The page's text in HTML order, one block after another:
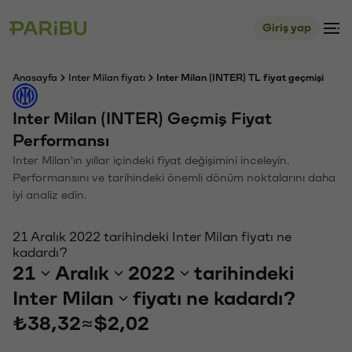
Giriş yap
Anasayfa Inter Milan fiyatı Inter Milan (INTER) TL fiyat geçmişi
Inter Milan (INTER) Geçmiş Fiyat
Performansı
Inter Milan'ın yıllar içindeki fiyat değişimini inceleyin.
Performansını ve tarihindeki önemli dönüm noktalarını daha
iyi analiz edin.
21 Aralık 2022 tarihindeki Inter Milan fiyatı ne
kadardı?
21 Aralık 2022
tarihindeki
Inter Milan
fiyatı ne kadardı?
₺38,32≈$2,02